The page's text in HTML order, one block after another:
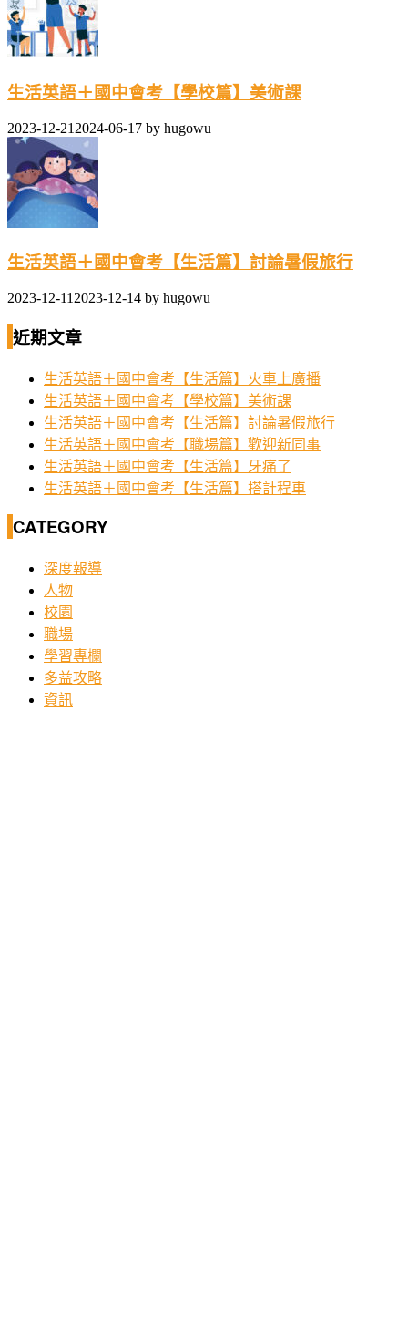
生活英語＋國中會考【學校篇】美術課
2023-12-21 2024-06-17 by hugowu
生活英語＋國中會考【生活篇】討論暑假旅行
2023-12-11 2023-12-14 by hugowu
近期文章
生活英語＋國中會考【生活篇】火車上廣播
生活英語＋國中會考【學校篇】美術課
生活英語＋國中會考【生活篇】討論暑假旅行
生活英語＋國中會考【職場篇】歡迎新同事
生活英語＋國中會考【生活篇】牙痛了
生活英語＋國中會考【生活篇】搭計程車
CATEGORY
深度報導
人物
校園
職場
學習專欄
多益攻略
資訊